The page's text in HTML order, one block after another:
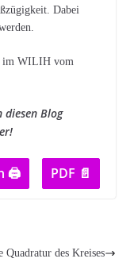
Dabei
im WILIH vom
diesen Blog
🖨 PDF 📄
Quadratur des Kreises